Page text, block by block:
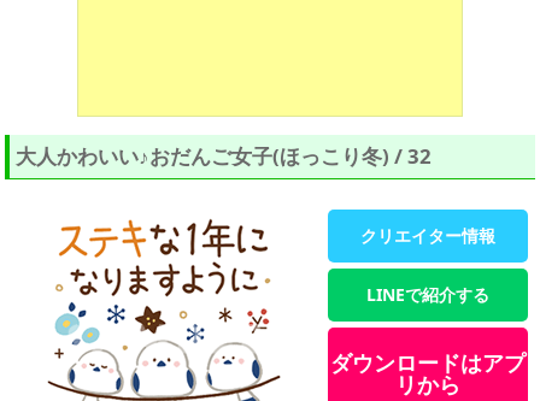
大人かわいい♪おだんご女子(ほっこり冬) / 32
クリエイター情報
LINEで紹介する
ダウンロードはアプ
リから